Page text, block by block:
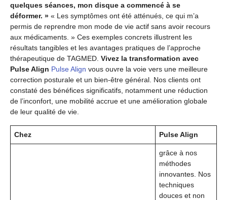
quelques séances, mon disque a commencé à se
déformer. » « Les symptômes ont été atténués, ce qui m’a
permis de reprendre mon mode de vie actif sans avoir recours
aux médicaments. » Ces exemples concrets illustrent les
résultats tangibles et les avantages pratiques de l’approche
thérapeutique de TAGMED. Vivez la transformation avec
Pulse Align Pulse Align vous ouvre la voie vers une meilleure
correction posturale et un bien-être général. Nos clients ont
constaté des bénéfices significatifs, notamment une réduction
de l’inconfort, une mobilité accrue et une amélioration globale
de leur qualité de vie.
Chez Pulse Align
grâce à nos
méthodes
innovantes. Nos
techniques
douces et non